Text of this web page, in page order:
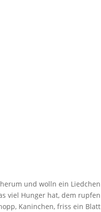
und wolln ein Liedchen
viel Hunger hat, dem rupfen
Kaninchen, friss ein Blatt